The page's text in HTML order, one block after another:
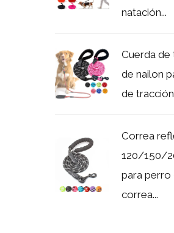
natación...
Cuerda
de nailon
de
Correa
120/150/
para perro
correa...